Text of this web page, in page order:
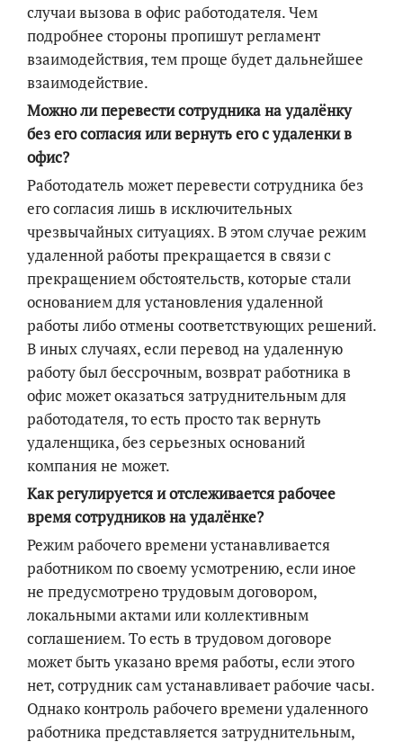
случаи вызова в офис работодателя. Чем
подробнее стороны пропишут регламент
взаимодействия, тем проще будет дальнейшее
взаимодействие.
Можно ли перевести сотрудника на удалёнку
без его согласия или вернуть его с удаленки в
офис?
Работодатель может перевести сотрудника без
его согласия лишь в исключительных
чрезвычайных ситуациях. В этом случае режим
удаленной работы прекращается в связи с
прекращением обстоятельств, которые стали
основанием для установления удаленной
работы либо отмены соответствующих решений.
В иных случаях, если перевод на удаленную
работу был бессрочным, возврат работника в
офис может оказаться затруднительным для
работодателя, то есть просто так вернуть
удаленщика, без серьезных оснований
компания не может.
Как регулируется и отслеживается рабочее
время сотрудников на удалёнке?
Режим рабочего времени устанавливается
работником по своему усмотрению, если иное
не предусмотрено трудовым договором,
локальными актами или коллективным
соглашением. То есть в трудовом договоре
может быть указано время работы, если этого
нет, сотрудник сам устанавливает рабочие часы.
Однако контроль рабочего времени удаленного
работника представляется затруднительным,